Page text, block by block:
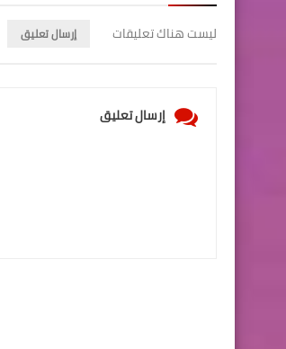
ليست هناك تعليقات إرسال تعليق
إرسال تعليق